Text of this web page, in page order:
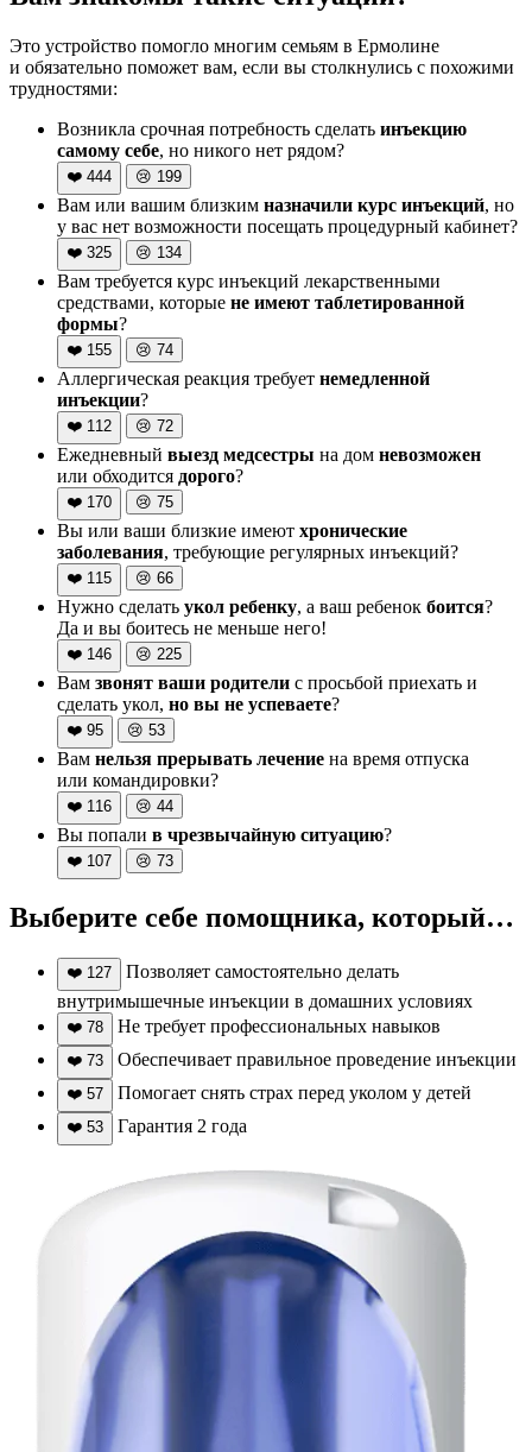
Это устройство помогло многим семьям в Ермолине
и обязательно поможет вам, если вы столкнулись с похожими
трудностями:
Возникла срочная потребность сделать инъекцию
самому себе, но никого нет рядом?
❤️ 444 😢 199
Вам или вашим близким назначили курс инъекций, но
у вас нет возможности посещать процедурный кабинет?
❤️ 325 😢 134
Вам требуется курс инъекций лекарственными
средствами, которые не имеют таблетированной
формы?
❤️ 155 😢 74
Аллергическая реакция требует немедленной
инъекции?
❤️ 112 😢 72
Ежедневный выезд медсестры на дом невозможен
или обходится дорого?
❤️ 170 😢 75
Вы или ваши близкие имеют хронические
заболевания, требующие регулярных инъекций?
❤️ 115 😢 66
Нужно сделать укол ребенку, а ваш ребенок боится?
Да и вы боитесь не меньше него!
❤️ 146 😢 225
Вам звонят ваши родители с просьбой приехать и
сделать укол, но вы не успеваете?
❤️ 95 😢 53
Вам нельзя прерывать лечение на время отпуска
или командировки?
❤️ 116 😢 44
Вы попали в чрезвычайную ситуацию?
❤️ 107 😢 73
Выберите себе помощника, который…
❤️ 127
Позволяет самостоятельно делать
внутримышечные инъекции в домашних условиях
❤️ 78 Не требует профессиональных навыков
❤️ 73 Обеспечивает правильное проведение инъекции
❤️ 57 Помогает снять страх перед уколом у детей
❤️ 53 Гарантия 2 года